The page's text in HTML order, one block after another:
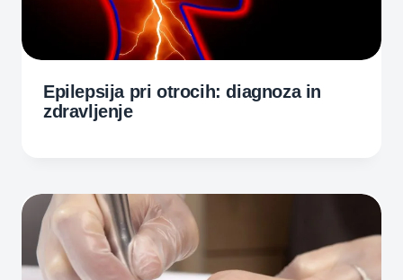
Epilepsija pri otrocih: diagnoza in
zdravljenje